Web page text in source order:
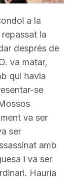
a la
la
després de
va matar,
qui havia
se
va ser
ser
amb
i va ser
Hauria